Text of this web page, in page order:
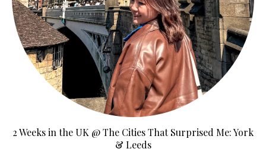
2 Weeks in the UK @ The Cities That Surprised Me: York
& Leeds